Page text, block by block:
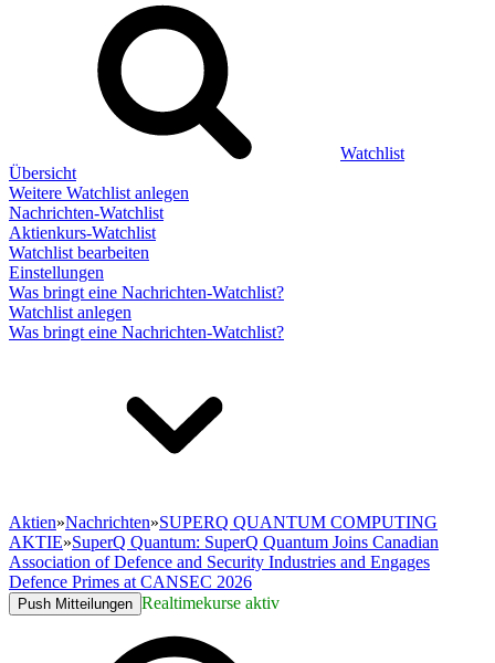
Watchlist
Übersicht
Weitere Watchlist anlegen
Nachrichten-Watchlist
Aktienkurs-Watchlist
Watchlist bearbeiten
Einstellungen
Was bringt eine Nachrichten-Watchlist?
Watchlist anlegen
Was bringt eine Nachrichten-Watchlist?
Aktien»Nachrichten»SUPERQ QUANTUM COMPUTING
AKTIE»SuperQ Quantum: SuperQ Quantum Joins Canadian
Association of Defence and Security Industries and Engages
Defence Primes at CANSEC 2026
Push Mitteilungen Realtimekurse aktiv